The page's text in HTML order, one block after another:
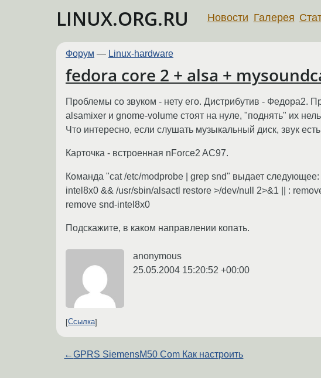
LINUX.ORG.RU Новости Галерея
Форум — Linux-hardware
fedora core 2 + alsa +
Проблемы со звуком - нету его. Дистрибутив - Федора2.
alsamixer и gnome-volume стоят на нуле, "поднять" их
Что интересно, если слушать музыкальный диск, звук
Карточка - встроенная nForce2 AC97.
Команда "cat /etc/modprobe | grep snd" выдает
intel8x0 && /usr/sbin/alsactl restore >/dev/null 2>&1 || :
remove snd-intel8x0
Подскажите, в каком направлении копать.
anonymous
25.05.2004 15:20:52 +00:00
Ссылка
←GPRS SiemensM50 Com Как настроить